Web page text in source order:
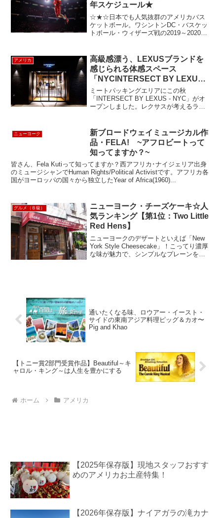
年スケジュール★
☆★☆日本でも人気抜群のアメリカバス
ケットボール。ワシントンDC・バスケッ
トボール・ウィザーズ戦の2019～2020年
入するのも楽しみのひとつ。日程表から
試合のある日...
アメリカ
高級感漂う、LEXUSブランドを
感じられる体感スペース
「NYCINTERSECT BY LEXUS –
NYC」
ミートパッキングエリアにこの秋
「INTERSECT BY LEXUS - NYC」がオ
ープンしました。レクサスが考えるライ
ン、アート、ファッション、カルチャー
といった様々...
ニューヨーク
新ブロードウェイミュージカル作
品・FELA! ~アフロビートって
知ってますか？~
皆さん、Fela Kutiって知ってますか？西アフリカ･ナイジェリア出身
のミュージシャンでHuman Rights/Political Activistです。アフリカ各
国がヨーロッパの国々から独立したYear of Africa(1960)...
グルメ（Ｂ級）
ニューヨーク・チーズケーキ☆人
気ランキング【第1位：Two Little
Red Hens】
ニューヨークのデザートといえば「New
York Style Cheesecake」！こってり濃厚
な味が魅力で、シンプルなプレーンをは
通いたくなる味、ロウアー・イースト・
サイドの東南アジア料理ピッグ＆カオ〜
Pig and Khao
【トニー賞2部門受賞作品】Beautiful～キ
ャロル・キング～は人生を豊かにする
ホーム アメリカ
【2025年保存版】現地スタッフおすす
めのアメリカお土産特集！
【2026年保存版】ナイアガラの滝カナ